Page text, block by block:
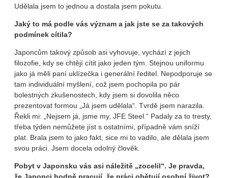
Udělala jsem to jednou a dostala jsem pokutu.
Jaký to má podle vás význam a jak jste se za takových
podmínek cítila?
Japoncům takový způsob asi vyhovuje, vychází z jejich
filozofie, kdy se chtějí cítit jako jeden tým. Stejnou uniformu
jako já měli paní uklízečka i generální ředitel. Nepodporuje se
tam individuální myšlení, což jsem pochopila po pár
bolestných zkušenostech, kdy jsem si dovolila něco
prezentovat formou „Já jsem udělala“. Tvrdě jsem narazila.
Řekli mi: „Nejsem já, jsme my, JFE Steel.“ Padaly za to tresty,
třeba týden nemůžete jíst s ostatními, případně vám sníží
plat. Brala jsem to jako fakt, sice mi to vadilo, ale dělala jsem
svou práci. Jsem docela odolný člověk.
Pobyt v Japonsku vás asi náležitě „zocelil“. Je pravda,
že Japonci hodně pracují, že práci obětují osobní život?